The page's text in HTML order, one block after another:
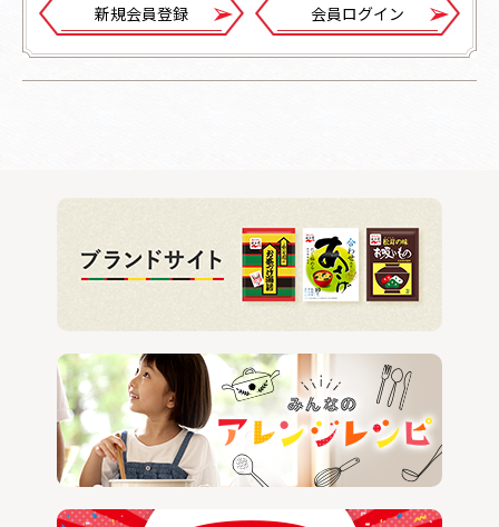
新規会員登録 会員ログイン